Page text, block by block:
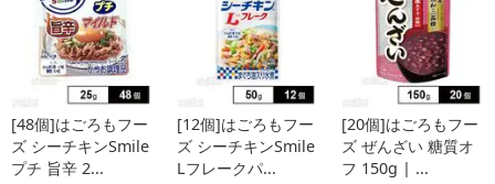
[48個]はごろもフー
ズ シーチキンSmile
プチ 旨辛 2...
[12個]はごろもフー
ズ シーチキンSmile
Lフレークパ...
[20個]はごろもフー
ズ ぜんざい 糖質オ
フ 150g | ...